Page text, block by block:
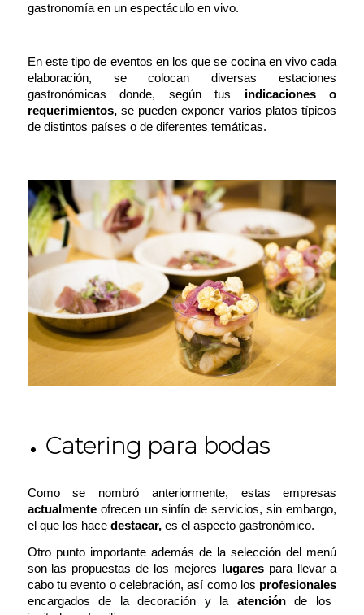
gastronomía en un espectáculo en vivo.
En este tipo de eventos en los que se cocina en vivo cada
elaboración, se colocan diversas estaciones
gastronómicas donde, según tus indicaciones o
requerimientos,se pueden exponer varios platos típicos
de distintos países o de diferentes temáticas.
Catering para bodas
Como se nombró anteriormente, estas empresas
actualmenteofrecen un sinfín de servicios, sin embargo,
el que los hace destacar,es el aspecto gastronómico.
Otro punto importante además de la selección del menú
son las propuestas de los mejores lugarespara llevar a
cabo tu evento o celebración, así como los profesionales
encargados de la decoración y la atenciónde los